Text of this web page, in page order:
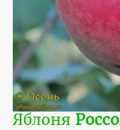
Яблоня